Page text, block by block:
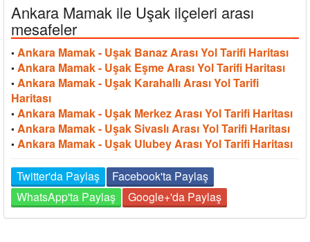
Ankara Mamak ile Uşak ilçeleri arası
mesafeler
• Ankara Mamak - Uşak Banaz Arası Yol Tarifi Haritası
• Ankara Mamak - Uşak Eşme Arası Yol Tarifi Haritası
• Ankara Mamak - Uşak Karahallı Arası Yol Tarifi
Haritası
• Ankara Mamak - Uşak Merkez Arası Yol Tarifi Haritası
• Ankara Mamak - Uşak Sivaslı Arası Yol Tarifi Haritası
• Ankara Mamak - Uşak Ulubey Arası Yol Tarifi Haritası
Twitter'da Paylaş
Facebook'ta Paylaş
WhatsApp'ta Paylaş
Google+'da Paylaş